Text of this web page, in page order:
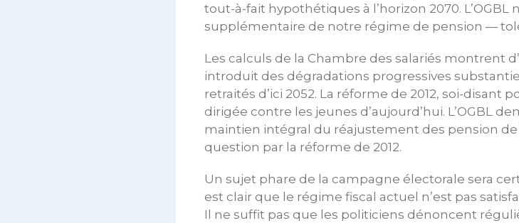
tout-à-fait hypothétiques à l’horizon 2070. L’OGBL
supplémentaire de notre régime de pension —
Les calculs de la Chambre des salariés montrent
introduit des dégradations progressives
retraités d’ici 2052. La réforme de 2012, soi-disant
dirigée contre les jeunes d’aujourd’hui. L’OGBL
maintien intégral du réajustement des pension de
question par la réforme de 2012.
Un sujet phare de la campagne électorale sera
est clair que le régime fiscal actuel n’est pas
Il ne suffit pas que les politiciens dénoncent